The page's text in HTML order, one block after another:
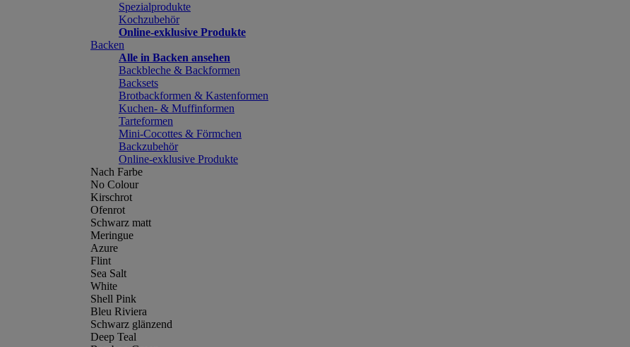
Spezialprodukte
Kochzubehör
Online-exklusive Produkte
Backen
Alle in Backen ansehen
Backbleche & Backformen
Backsets
Brotbackformen & Kastenformen
Kuchen- & Muffinformen
Tarteformen
Mini-Cocottes & Förmchen
Backzubehör
Online-exklusive Produkte
Nach Farbe
No Colour
Kirschrot
Ofenrot
Schwarz matt
Meringue
Azure
Flint
Sea Salt
White
Shell Pink
Bleu Riviera
Schwarz glänzend
Deep Teal